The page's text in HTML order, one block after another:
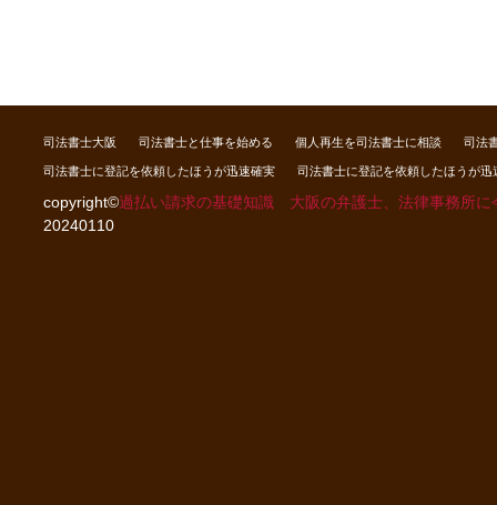
司法書士大阪 司法書士と仕事を始める 個人再生を司法書士に相談 司法
司法書士に登記を依頼したほうが迅速確実 司法書士に登記を依頼したほうが迅
copyright©過払い請求の基礎知識 大阪の弁護士、法律事務所
20240110